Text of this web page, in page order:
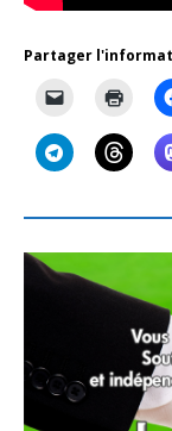
Partager